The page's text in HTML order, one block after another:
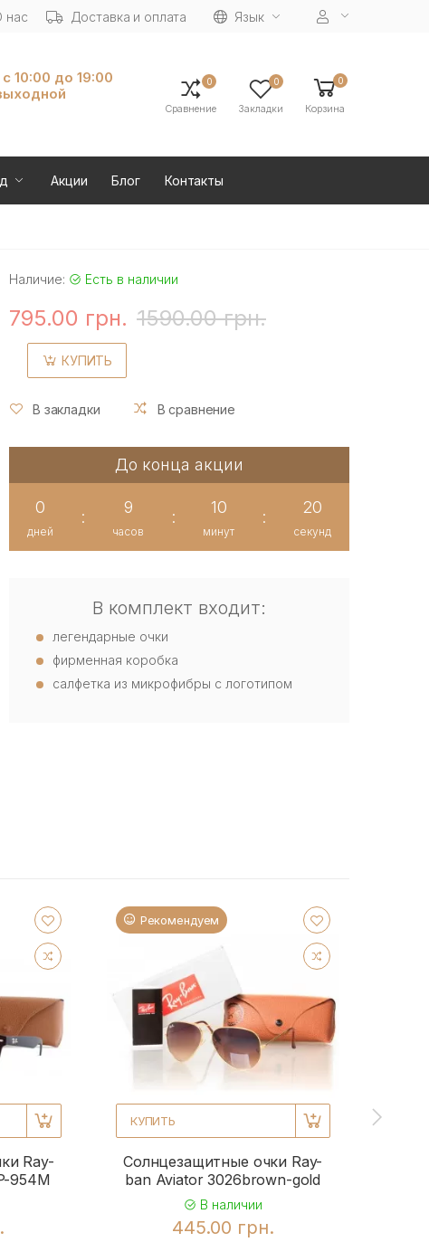
нас Доставка и оплата Язык
10:00 до 19:00
0
Сравнение
0
Закладки
0
Корзина
Акции Блог Контакты
Наличие: Есть в наличии
795.00 грн. 1590.00 грн.
КУПИТЬ
В закладки В сравнение
До конца акции
0
дней
:
9
часов
:
10
минут
:
19
секунд
В комплект входит:
легендарные очки
фирменная коробка
салфетка из микрофибры с логотипом
Ray-
954M
Рекомендуем
КУПИТЬ
Солнцезащитные очки Ray-
ban Aviator 3026brown-gold
В наличии
445.00 грн.